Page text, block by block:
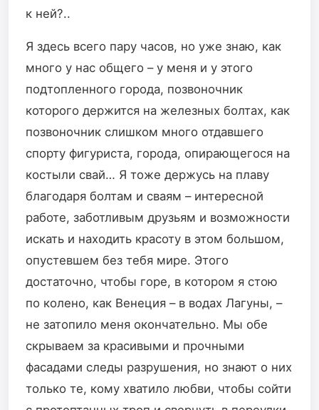
к ней?..
Я здесь всего пару часов, но уже знаю, как
много у нас общего – у меня и у этого
подтопленного города, позвоночник
которого держится на железных болтах, как
позвоночник слишком много отдавшего
спорту фигуриста, города, опирающегося на
костыли свай… Я тоже держусь на плаву
благодаря болтам и сваям – интересной
работе, заботливым друзьям и возможности
искать и находить красоту в этом большом,
опустевшем без тебя мире. Этого
достаточно, чтобы горе, в котором я стою
по колено, как Венеция – в водах Лагуны, –
не затопило меня окончательно. Мы обе
скрываем за красивыми и прочными
фасадами следы разрушения, но знают о них
только те, кому хватило любви, чтобы сойти